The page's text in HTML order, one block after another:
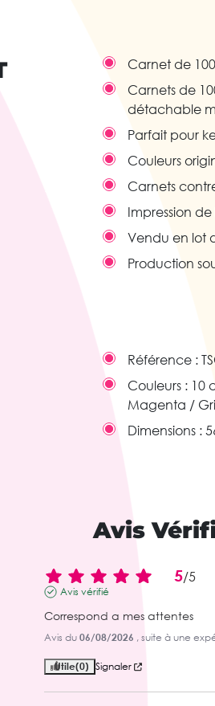
Carnet de
Carnets de
détachable
Parfait pour
Couleurs
Carnets
Impression
Vendu en lot
Production
Référence :
Couleurs : 10
Magenta /
Dimensions :
Avis
5/5
Avis vérifié
Correspond a mes attentes
Avis du 06/08/2026 , suite à une
Utile(0) Signaler